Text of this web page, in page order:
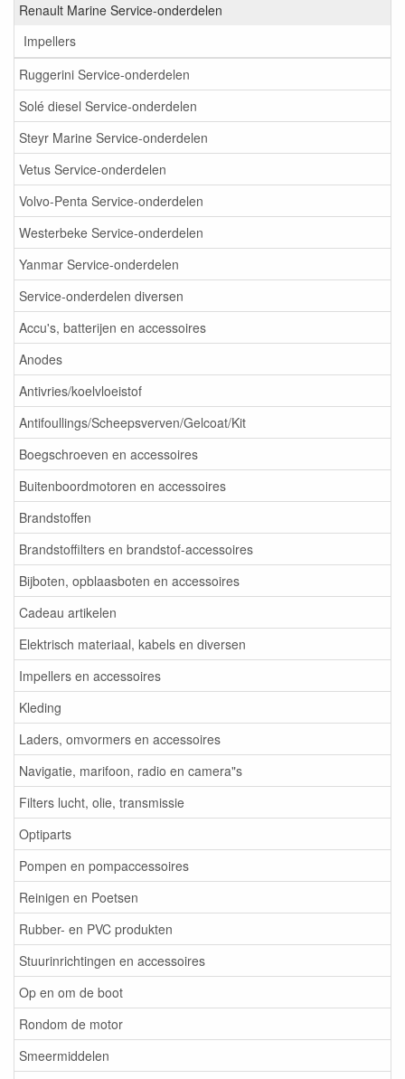
Renault Marine Service-onderdelen
Impellers
Ruggerini Service-onderdelen
Solé diesel Service-onderdelen
Steyr Marine Service-onderdelen
Vetus Service-onderdelen
Volvo-Penta Service-onderdelen
Westerbeke Service-onderdelen
Yanmar Service-onderdelen
Service-onderdelen diversen
Accu's, batterijen en accessoires
Anodes
Antivries/koelvloeistof
Antifoullings/Scheepsverven/Gelcoat/Kit
Boegschroeven en accessoires
Buitenboordmotoren en accessoires
Brandstoffen
Brandstoffilters en brandstof-accessoires
Bijboten, opblaasboten en accessoires
Cadeau artikelen
Elektrisch materiaal, kabels en diversen
Impellers en accessoires
Kleding
Laders, omvormers en accessoires
Navigatie, marifoon, radio en camera"s
Filters lucht, olie, transmissie
Optiparts
Pompen en pompaccessoires
Reinigen en Poetsen
Rubber- en PVC produkten
Stuurinrichtingen en accessoires
Op en om de boot
Rondom de motor
Smeermiddelen